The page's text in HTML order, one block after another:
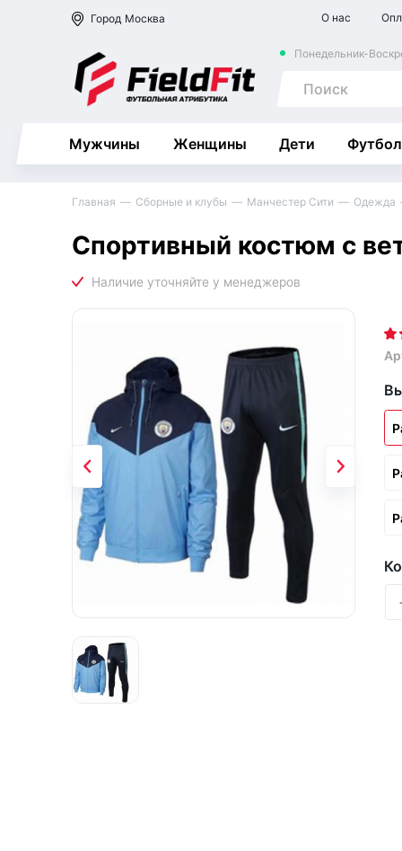
Город Москва О нас
Понедельник-
Мужчины Женщины Дети
Главная Сборные и клубы Манчестер Сити Одежда
Спортивный костюм с